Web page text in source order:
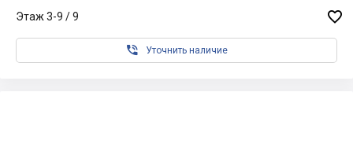
Этаж 3-9 / 9 
 Уточнить наличие